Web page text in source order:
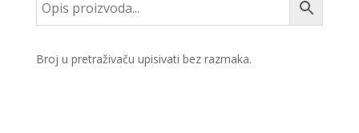
Broj u pretraživaču upisivati bez razmaka.